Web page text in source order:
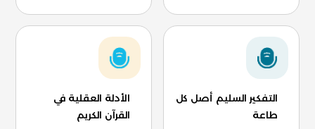
التفكير السليم أصل كل
طاعة
الأدلة العقلية في
القرآن الكريم